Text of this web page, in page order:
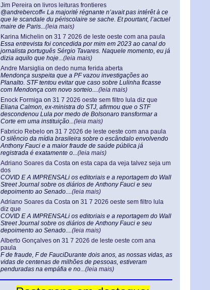
Jim Pereira on livros leituras frontieres
@andrebercoff« La majorité régnante n’avait pas intérêt à ce
que le scandale du périscolaire se sache. Et pourtant, l’actuel
maire de Paris...(leia mais)
Karina Michelin on 31 7 2026 de leste oeste com ana paula
Essa entrevista foi concedida por mim em 2023 ao canal do
jornalista português Sérgio Tavares. Naquele momento, eu já
dizia aquilo que hoje...(leia mais)
Andre Marsiglia on dedo numa ferida aberta
Mendonça suspeita que a PF vazou investigações ao
Planalto. STF tentou evitar que caso sobre Lulinha ficasse
com Mendonça com novo sorteio....(leia mais)
Enock Formiga on 31 7 2026 oeste sem filtro lula diz que
Eliana Calmon, ex-ministra do STJ, afirmou que o STF
descondenou Lula por medo de Bolsonaro transformar a
Corte em uma instituição...(leia mais)
Fabricio Rebelo on 31 7 2026 de leste oeste com ana paula
O silêncio da mídia brasileira sobre o escândalo envolvendo
Anthony Fauci e a maior fraude de saúde pública já
registrada é exatamente o...(leia mais)
Adriano Soares da Costa on esta capa da veja talvez seja um
dos
COVID E A IMPRENSALi os editoriais e a reportagem do Wall
Street Journal sobre os diários de Anthony Fauci e seu
depoimento ao Senado....(leia mais)
Adriano Soares da Costa on 31 7 2026 oeste sem filtro lula
diz que
COVID E A IMPRENSALi os editoriais e a reportagem do Wall
Street Journal sobre os diários de Anthony Fauci e seu
depoimento ao Senado....(leia mais)
Alberto Gonçalves on 31 7 2026 de leste oeste com ana
paula
F de fraude, F de FauciDurante dois anos, as nossas vidas, as
vidas de centenas de milhões de pessoas, estiveram
penduradas na empáfia e no...(leia mais)